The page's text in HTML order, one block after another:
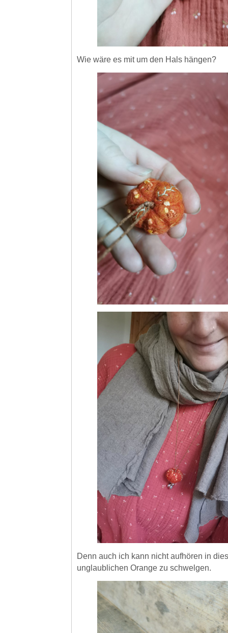
Wie wäre es mit um den Hals hängen?
Denn auch ich kann nicht aufhören in
unglaublichen Orange zu schwelgen.